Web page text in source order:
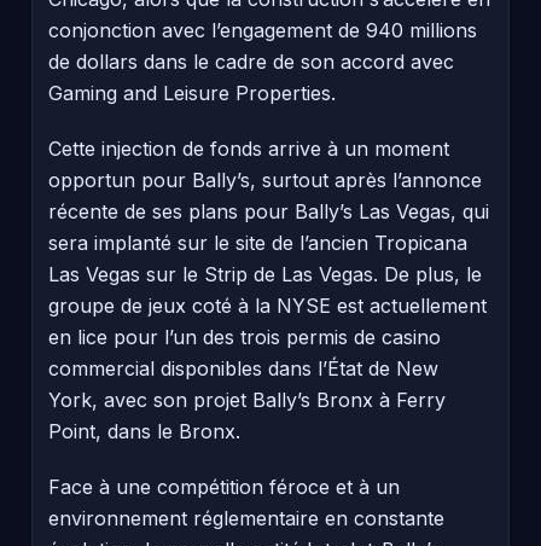
conjonction avec l’engagement de 940 millions
de dollars dans le cadre de son accord avec
Gaming and Leisure Properties.
Cette injection de fonds arrive à un moment
opportun pour Bally’s, surtout après l’annonce
récente de ses plans pour Bally’s Las Vegas, qui
sera implanté sur le site de l’ancien Tropicana
Las Vegas sur le Strip de Las Vegas. De plus, le
groupe de jeux coté à la NYSE est actuellement
en lice pour l’un des trois permis de casino
commercial disponibles dans l’État de New
York, avec son projet Bally’s Bronx à Ferry
Point, dans le Bronx.
Face à une compétition féroce et à un
environnement réglementaire en constante